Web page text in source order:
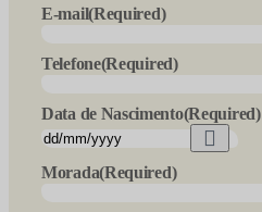
E-mail(Required)
Telefone(Required)
Data de Nascimento(Required)
Morada(Required)